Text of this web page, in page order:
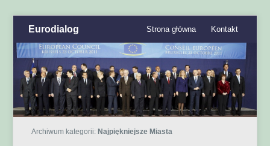
Eurodialog Strona główna Kontakt
Archiwum kategorii: Najpiękniejsze Miasta